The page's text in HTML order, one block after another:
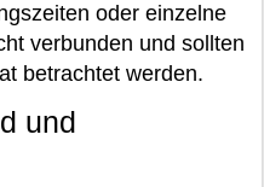
oder einzelne
verbunden und sollten
betrachtet werden.
und